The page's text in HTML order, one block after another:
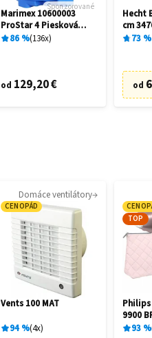
Sponzorované
Marimex 10600003
ProStar 4 Piesková
filtrácia
86 % 136x
od 129,20 €
Hecht
cm
73 %
od
Domáce ventilátory
CENOPÁD
Vents 100 MAT
94% 4x
TOP
Philips
9900
93 %